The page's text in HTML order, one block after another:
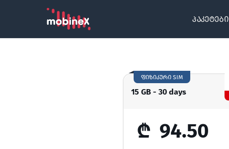
პაკეტები
15 GB - 30 days
ფიზიკური SIM
₾ 94.50